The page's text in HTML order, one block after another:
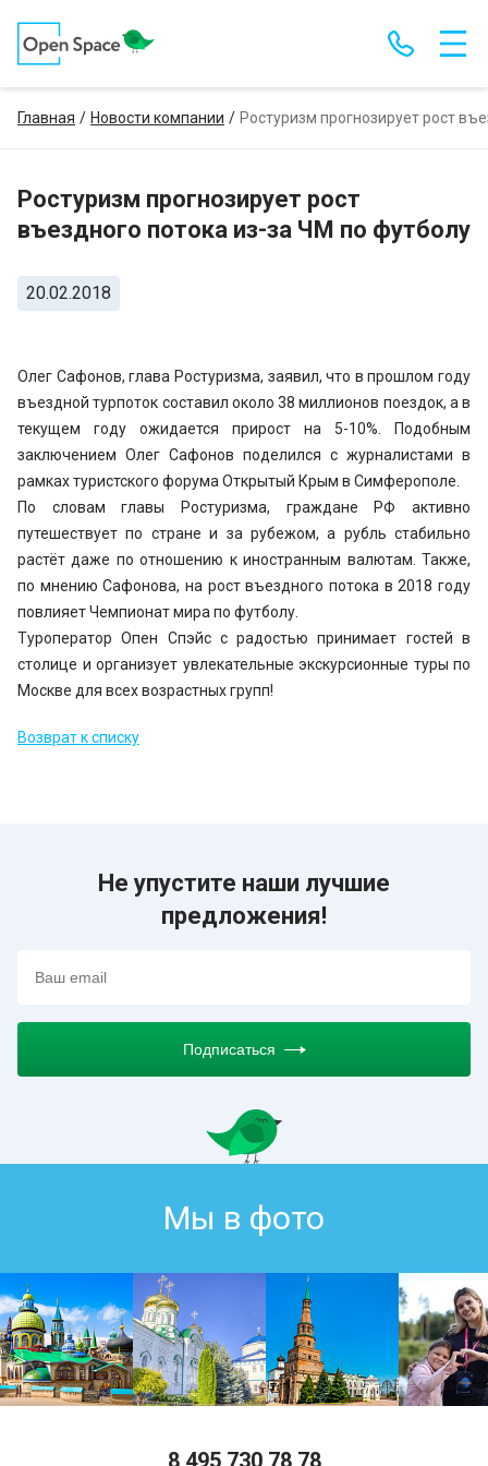
Главная Новости компании Ростуризм прогнозирует рост
Ростуризм прогнозирует рост
въездного потока из-за ЧМ по футболу
20.02.2018
Олег Сафонов, глава Ростуризма, заявил, что в прошлом году
въездной турпоток составил около 38 миллионов поездок, а в
текущем году ожидается прирост на 5-10%. Подобным
заключением Олег Сафонов поделился с журналистами в
рамках туристского форума Открытый Крым в Симферополе.
По словам главы Ростуризма, граждане РФ активно
путешествует по стране и за рубежом, а рубль стабильно
растёт даже по отношению к иностранным валютам. Также,
по мнению Сафонова, на рост въездного потока в 2018 году
повлияет Чемпионат мира по футболу.
Туроператор Опен Спэйс с радостью принимает гостей в
столице и организует увлекательные экскурсионные туры по
Москве для всех возрастных групп!
Возврат к списку
Не упустите наши лучшие
предложения!
Подписаться
Мы в фото
8 495 730 78 78